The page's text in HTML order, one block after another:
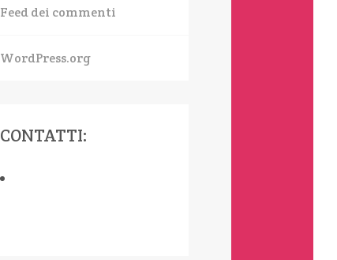
Feed dei commenti
WordPress.org
CONTATTI: